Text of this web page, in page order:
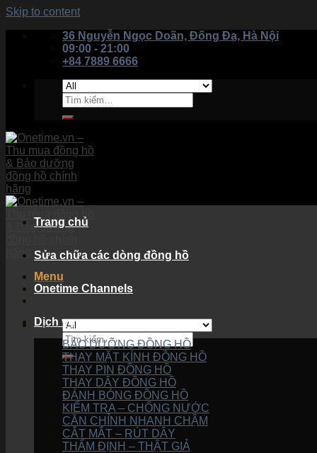
Skip to content
36 Nguyễn Ngọc Doãn, Đống Đa, Hà Nội
09:00 - 21:00
+84 7889 6666
Menu
Trang chủ
Sửa chữa các dòng đồng hồ
Onetime Channels
Dịch vụ
BẢO DƯỠNG ĐỒNG HỒ
THAY MẶT KÍNH ĐỒNG HỒ
THAY PIN ĐỒNG HỒ
THAY DÂY ĐỒNG HỒ
ĐÁNH BÓNG ĐỒNG HỒ
KIỂM TRA – CHỐNG NƯỚC
CĂN CHỈNH NHANH CHẬM
CẮT MẮT – RÚT DÂY
THẨM ĐỊNH – THẬT GIẢ